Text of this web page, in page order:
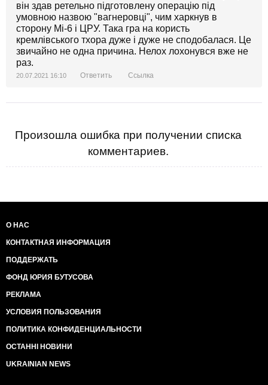
він здав ретельно підготовлену операцію під
умовною назвою "вагнеровці", чим харкнув в
сторону Мі-6 і ЦРУ. Така гра на користь
кремлівського тхора дуже і дуже не сподобалася. Це
звичайно не одна причина. Нелох лохонувся вже не
раз.
20.07.2021 16:10 Ответить Ссылка
Произошла ошибка при получении списка
комментариев.
О НАС
КОНТАКТНАЯ ИНФОРМАЦИЯ
ПОДДЕРЖАТЬ
ФОНД ЮРИЯ БУТУСОВА
РЕКЛАМА
УСЛОВИЯ ПОЛЬЗОВАНИЯ
ПОЛИТИКА КОНФИДЕНЦИАЛЬНОСТИ
ОСТАННІ НОВИНИ
UKRAINIAN NEWS